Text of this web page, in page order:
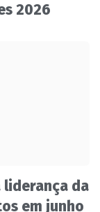
2026
liderança da
em junho